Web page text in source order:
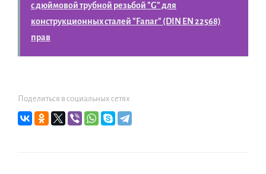
с дюймовой трубной резьбой "G" для
конструкционных сталей "Fanar" (DIN EN 22568)
прав
Поделиться в социальных сетях